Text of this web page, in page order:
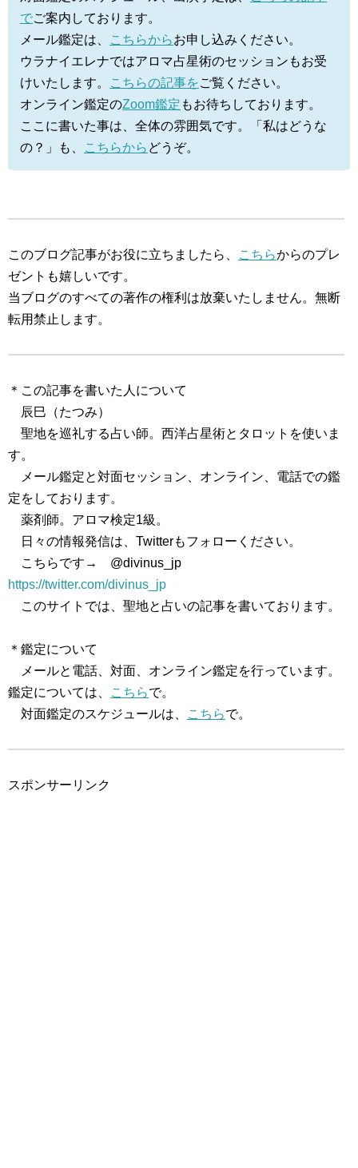
でご案内しております。
メール鑑定は、
こちらからお申し込みください。
ウラナイエレナではアロマ占星術のセッションもお受
けいたします。
こちらの記事をご覧ください。
オンライン鑑定のZoom鑑定 もお待ちしております。
ここに書いた事は、全体の雰囲気です。「私はどうな
の？」も、
こちらから どうぞ。
このブログ記事がお役に立ちましたら、 こちらからのプレ
ゼントも嬉しいです。
当ブログのすべての著作の権利は放棄いたしません。無断
転用禁止します。
＊この記事を書いた人について
辰巳（たつみ）
聖地を巡礼する占い師。西洋占星術とタロットを使いま
す。
メール鑑定と対面セッション、オンライン、電話での鑑
定をしております。
薬剤師。アロマ検定1級。
日々の情報発信は、Twitterもフォローください。
こちらです→ @divinus_jp
https://twitter.com/divinus_jp
このサイトでは、聖地と占いの記事を書いております。
＊鑑定について
メールと電話、対面、オンライン鑑定を行っています。
鑑定については、
こちらで。
対面鑑定のスケジュールは、
こちらで。
スポンサーリンク